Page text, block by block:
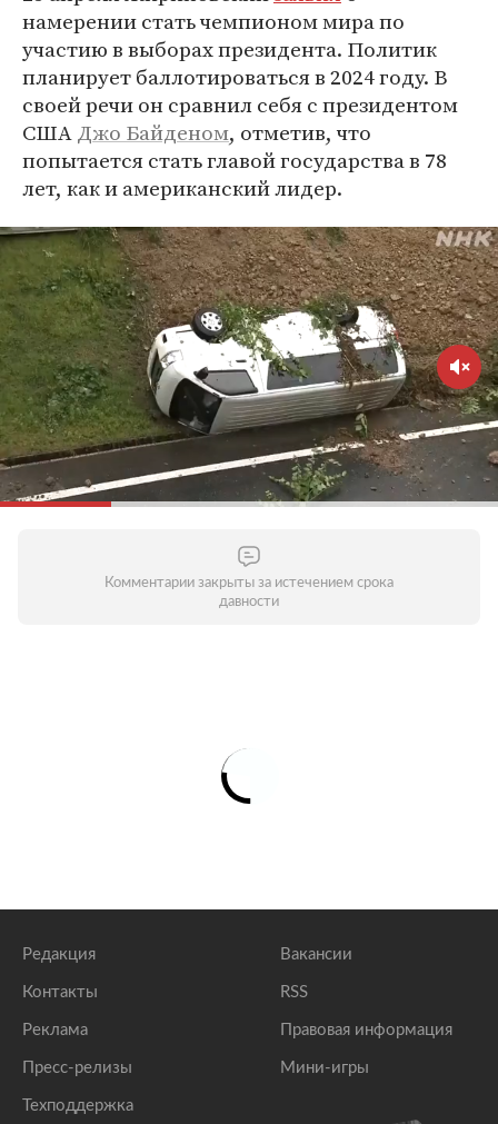
намерении стать чемпионом мира по
участию в выборах президента. Политик
планирует баллотироваться в 2024 году. В
своей речи он сравнил себя с президентом
СШАДжо Байденом, отметив, что
попытается стать главой государства в 78
лет, как и американский лидер.
Комментарии закрыты за истечением срока
давности
Редакция
Контакты
Реклама
Пресс-релизы
Техподдержка
Вакансии
RSS
Правовая информация
Мини-игры